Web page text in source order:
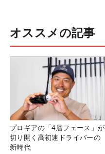
オススメの記事
プロギアの「4層フェース」が
切り開く高初速ドライバーの
新時代